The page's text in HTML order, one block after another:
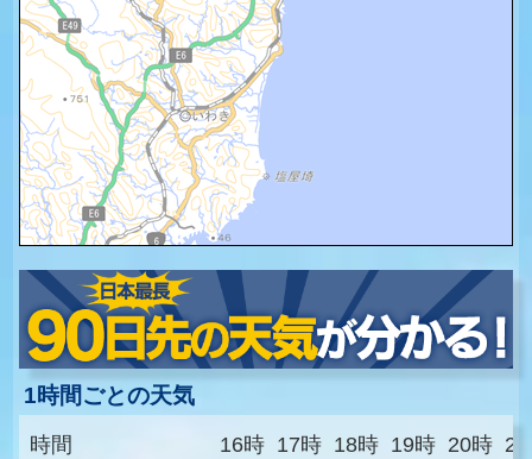
1時間ごとの天気
時間
16時 17時 18時 19時 20時